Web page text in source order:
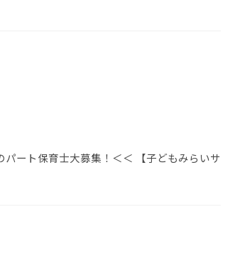
ート保育士大募集！＜＜ 【子どもみらいサ